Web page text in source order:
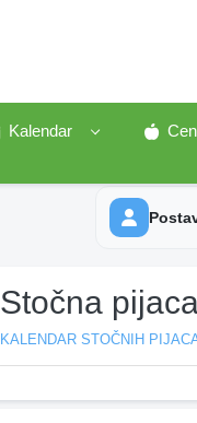
Kalendar
Stočna
KALENDAR STOČNIH